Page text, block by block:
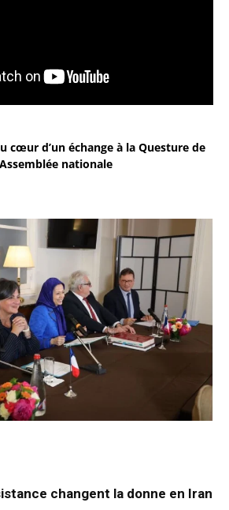
cœur d’un échange à la Questure de
nationale
changent la donne en Iran